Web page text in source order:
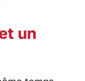
un